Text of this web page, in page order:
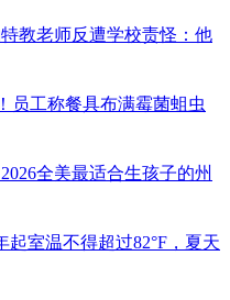
教老师反遭学校责怪：他
员工称餐具布满霉菌蛆虫
全美最适合生孩子的州
室温不得超过82°F，夏天